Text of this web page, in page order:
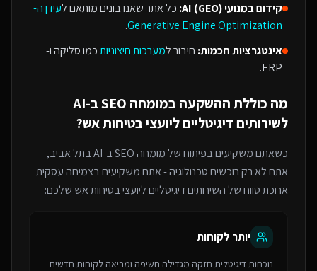
קידום במנועי AI (GEO):
כל אתר שאנו בונים מותאם לעידן ה-
Generative Engine Optimization
.
אינטגרציות חכמות: חיבור למערכות חיצוניותכמו סליקה ו-
ERP.
מה כוללת ההשקעה במומחה SEO ב-AI
לשירותים דיגיטליים ליועצי בטיחות אש?
כשאתם משקיעים בפיתוח שלמומחה SEO ב-AI בתל אביב,
אתם לא רק רוכשים טכנולוגיה - אתם משקיעים בצמיחה עסקית
ארוכת טווח של השירותים דיגיטליים ליועצי בטיחות אש שלכם:
יותר לקוחות
נוכחות דיגיטלית חזקה מגדילה חשיפה ומביאה לקוחות חדשים